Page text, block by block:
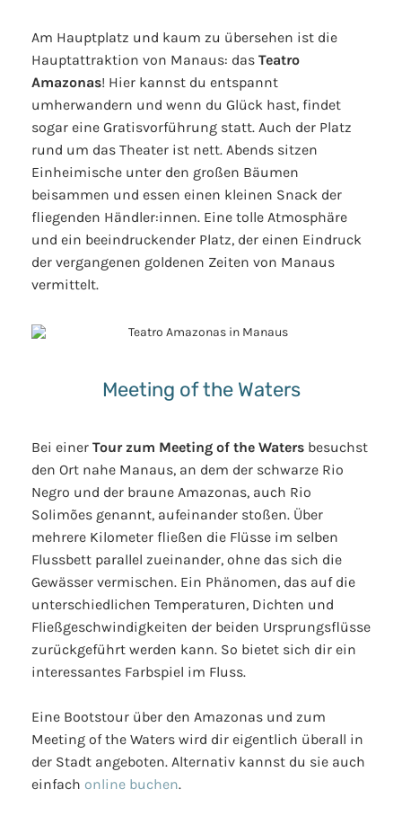
Am Hauptplatz und kaum zu übersehen ist die
Hauptattraktion von Manaus: das Teatro
Amazonas! Hier kannst du entspannt
umherwandern und wenn du Glück hast, findet
sogar eine Gratisvorführung statt. Auch der Platz
rund um das Theater ist nett. Abends sitzen
Einheimische unter den großen Bäumen
beisammen und essen einen kleinen Snack der
fliegenden Händler:innen. Eine tolle Atmosphäre
und ein beeindruckender Platz, der einen Eindruck
der vergangenen goldenen Zeiten von Manaus
vermittelt.
Meeting of the Waters
Bei einer Tour zum Meeting of the Waters besuchst
den Ort nahe Manaus, an dem der schwarze Rio
Negro und der braune Amazonas, auch Rio
Solimões genannt, aufeinander stoßen. Über
mehrere Kilometer fließen die Flüsse im selben
Flussbett parallel zueinander, ohne das sich die
Gewässer vermischen. Ein Phänomen, das auf die
unterschiedlichen Temperaturen, Dichten und
Fließgeschwindigkeiten der beiden Ursprungsflüsse
zurückgeführt werden kann. So bietet sich dir ein
interessantes Farbspiel im Fluss.
Eine Bootstour über den Amazonas und zum
Meeting of the Waters wird dir eigentlich überall in
der Stadt angeboten. Alternativ kannst du sie auch
einfach online buchen.